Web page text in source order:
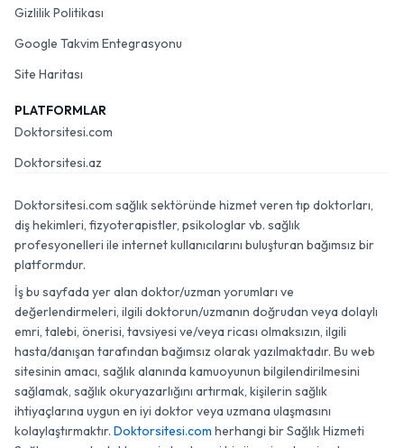
Gizlilik Politikası
Google Takvim Entegrasyonu
Site Haritası
PLATFORMLAR
Doktorsitesi.com
Doktorsitesi.az
Doktorsitesi.com sağlık sektöründe hizmet veren tıp doktorları,
diş hekimleri, fizyoterapistler, psikologlar vb. sağlık
profesyonelleri ile internet kullanıcılarını buluşturan bağımsız bir
platformdur.
İş bu sayfada yer alan doktor/uzman yorumları ve
değerlendirmeleri, ilgili doktorun/uzmanın doğrudan veya dolaylı
emri, talebi, önerisi, tavsiyesi ve/veya ricası olmaksızın, ilgili
hasta/danışan tarafından bağımsız olarak yazılmaktadır. Bu web
sitesinin amacı, sağlık alanında kamuoyunun bilgilendirilmesini
sağlamak, sağlık okuryazarlığını artırmak, kişilerin sağlık
ihtiyaçlarına uygun en iyi doktor veya uzmana ulaşmasını
kolaylaştırmaktır. Doktorsitesi.com herhangi bir Sağlık Hizmeti